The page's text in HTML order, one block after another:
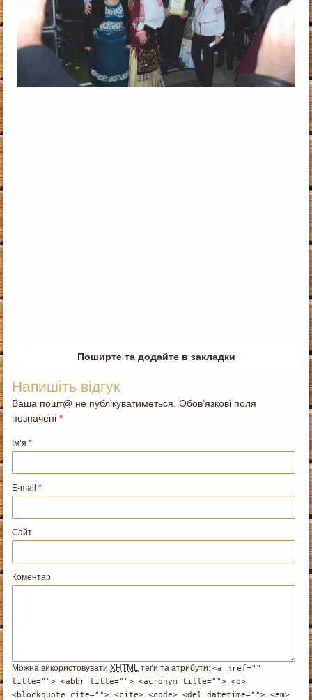
Поширте та додайте в закладки
Напишіть відгук
Ваша пошт@ не публікуватиметься. Обов’язкові поля
позначені*
Ім’я*
E-mail*
Сайт
Коментар
Можна використовуватиXHTML теґи та атрибути:<a href=""
title=""> <abbr title=""> <acronym title=""> <b>
<blockquote cite=""> <cite> <code> <del datetime=""> <em>